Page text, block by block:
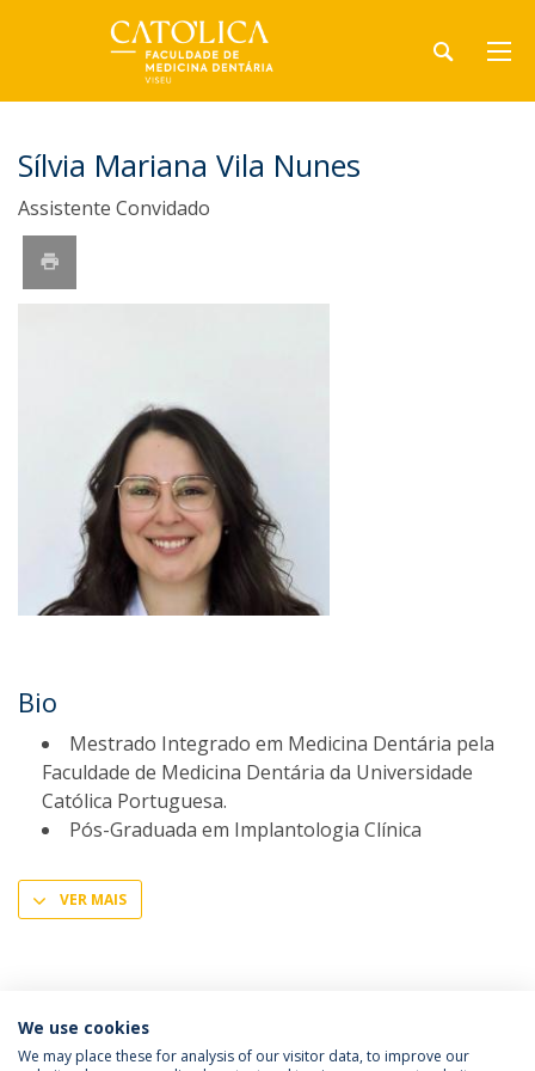
Sílvia Mariana Vila Nunes
Assistente Convidado
Bio
Mestrado Integrado em Medicina Dentária pela
Faculdade de Medicina Dentária da Universidade
Católica Portuguesa.
Pós-Graduada em Implantologia Clínica
VER MAIS
We use cookies
We may place these for analysis of our visitor data, to improve our